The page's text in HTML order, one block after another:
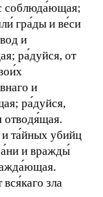
соблюда́ющая;
гра́ды и ве́си
и
ра́дуйся, от
и
ра́дуйся,
отводя́щая.
та́йных убийц
и вражды́
зла